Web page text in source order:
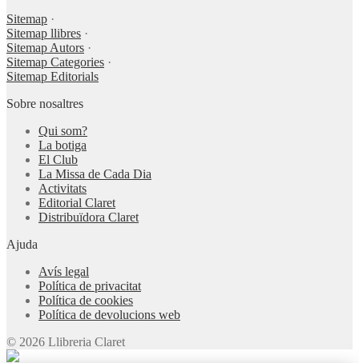
Sitemap ·
Sitemap llibres ·
Sitemap Autors ·
Sitemap Categories ·
Sitemap Editorials
Sobre nosaltres
Qui som?
La botiga
El Club
La Missa de Cada Dia
Activitats
Editorial Claret
Distribuïdora Claret
Ajuda
Avís legal
Política de privacitat
Política de cookies
Política de devolucions web
© 2026 Llibreria Claret